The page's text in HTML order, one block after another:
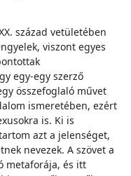
század vetületében
viszont egyes
egy-egy szerző
összefoglaló művet
ismeretében, ezért
is. Ki is
azt a jelenséget,
nevezek. A szövet a
metaforája, és itt